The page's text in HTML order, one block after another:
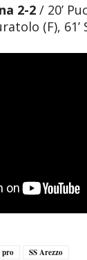
2-2 / 20’
(F), 61’
pro SS Arezzo